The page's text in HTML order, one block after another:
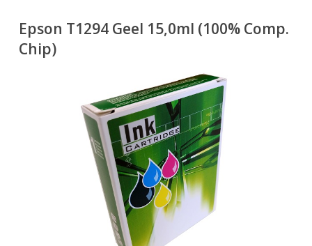
Epson T1294 Geel 15,0ml (100% Comp.
Chip)